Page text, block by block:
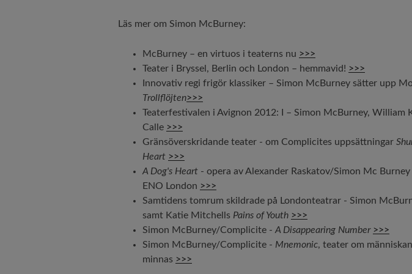
Läs mer om Simon McBurney:
McBurney – en virtuos i teaterns nu >>>
Teater i Bryssel, Berlin och London – hemmavid! >>>
Innovativ regi frigör klassiker – Simon McBurney sätter upp
Trollflöjten>>>
Teaterfestivalen i Avignon 2012: I – Simon McBurney, William
Calle >>>
Gränsöverskridande teater - om Complicites uppsättningar
Heart >>>
A Dog's Heart - opera av Alexander Raskatov/Simon Mc
ENO London >>>
Samtidens tomrum skildrade på Londonteatrar - Simon
samt Katie Mitchells Pains of Youth >>>
Simon McBurney/Complicite - A Disappearing Number >>>
Simon McBurney/Complicite - Mnemonic, teater om
minnas >>>